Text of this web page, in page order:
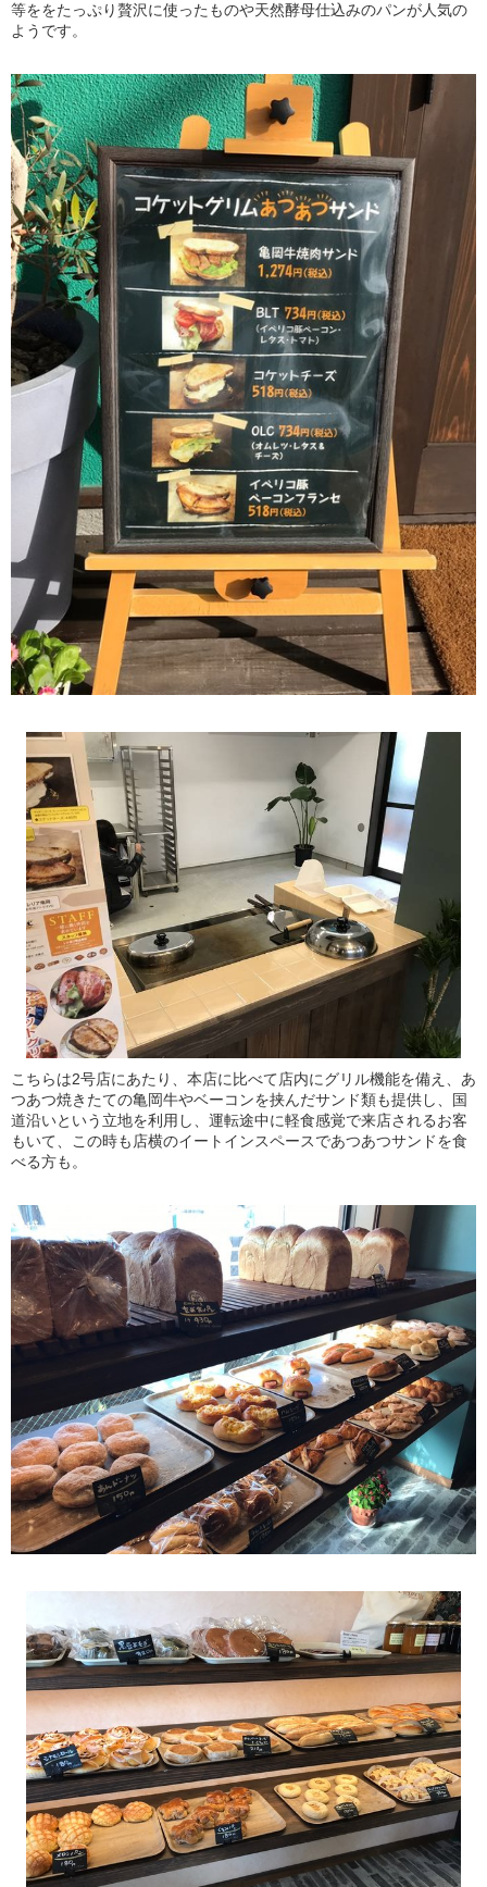
等ををたっぷり贅沢に使ったものや天然酵母仕込みのパンが人気の
ようです。
こちらは2号店にあたり、本店に比べて店内にグリル機能を備え、あ
つあつ焼きたての亀岡牛やベーコンを挟んだサンド類も提供し、国
道沿いという立地を利用し、運転途中に軽食感覚で来店されるお客
もいて、この時も店横のイートインスペースであつあつサンドを食
べる方も。